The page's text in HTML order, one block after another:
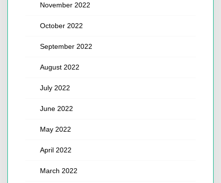
November 2022
October 2022
September 2022
August 2022
July 2022
June 2022
May 2022
April 2022
March 2022